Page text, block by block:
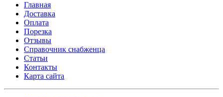
Главная
Доставка
Оплата
Порезка
Отзывы
Справочник снабженца
Статьи
Контакты
Карта сайта